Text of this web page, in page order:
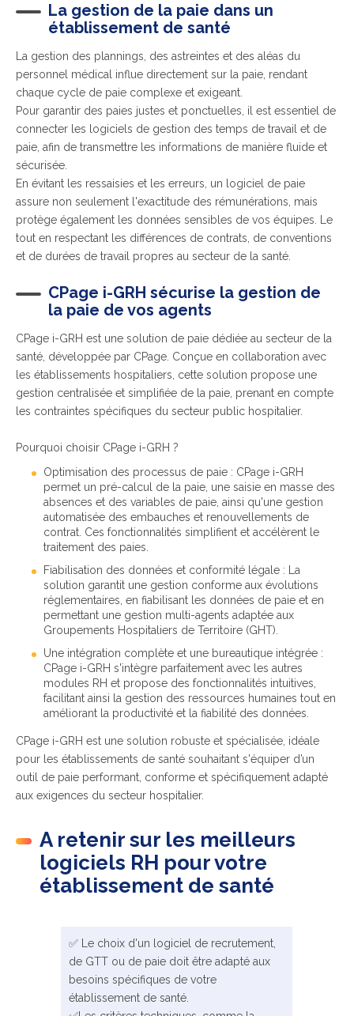
La gestion de la paie dans un
établissement de santé
La gestion des plannings, des astreintes et des aléas du
personnel médical influe directement sur la paie, rendant
chaque cycle de paie complexe et exigeant.
Pour garantir des paies justes et ponctuelles, il est essentiel de
connecter les logiciels de gestion des temps de travail et de
paie, afin de transmettre les informations de manière fluide et
sécurisée.
En évitant les ressaisies et les erreurs, un logiciel de paie
assure non seulement l'exactitude des rémunérations, mais
protège également les données sensibles de vos équipes. Le
tout en respectant les différences de contrats, de conventions
et de durées de travail propres au secteur de la santé.
CPage i-GRH sécurise la gestion de
la paie de vos agents
CPage i-GRH est une solution de paie dédiée au secteur de la
santé, développée par CPage. Conçue en collaboration avec
les établissements hospitaliers, cette solution propose une
gestion centralisée et simplifiée de la paie, prenant en compte
les contraintes spécifiques du secteur public hospitalier.
Pourquoi choisir CPage i-GRH ?
Optimisation des processus de paie : CPage i-GRH
permet un pré-calcul de la paie, une saisie en masse des
absences et des variables de paie, ainsi qu'une gestion
automatisée des embauches et renouvellements de
contrat. Ces fonctionnalités simplifient et accélèrent le
traitement des paies.
Fiabilisation des données et conformité légale : La
solution garantit une gestion conforme aux évolutions
réglementaires, en fiabilisant les données de paie et en
permettant une gestion multi-agents adaptée aux
Groupements Hospitaliers de Territoire (GHT).
Une intégration complète et une bureautique intégrée :
CPage i-GRH s'intègre parfaitement avec les autres
modules RH et propose des fonctionnalités intuitives,
facilitant ainsi la gestion des ressources humaines tout en
améliorant la productivité et la fiabilité des données.
CPage i-GRH est une solution robuste et spécialisée, idéale
pour les établissements de santé souhaitant s'équiper d’un
outil de paie performant, conforme et spécifiquement adapté
aux exigences du secteur hospitalier.
A retenir sur les meilleurs
logiciels RH pour votre
établissement de santé
✅ Le choix d'un logiciel de recrutement,
de GTT ou de paie doit être adapté aux
besoins spécifiques de votre
établissement de santé.